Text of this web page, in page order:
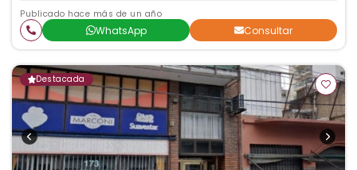
Publicado hace más de un año
WhatsApp Consultar
Destacada